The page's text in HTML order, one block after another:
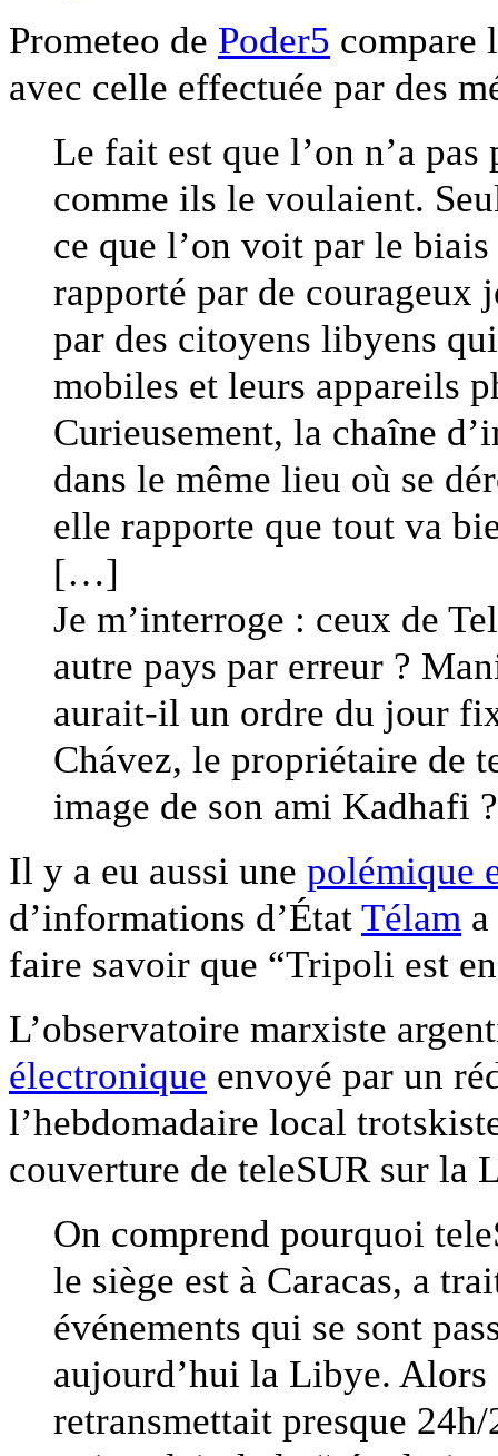
Prometeo de Poder5 compare
avec celle effectuée par des
Le fait est que l’on n’a
comme ils le voulaient.
ce que l’on voit par le biais
rapporté par de courageux
par des citoyens libyens
mobiles et leurs appareils
Curieusement, la chaîne
dans le même lieu où se
elle rapporte que tout va
[…]
Je m’interroge : ceux de
autre pays par erreur ?
aurait-il un ordre du jour
Chávez, le propriétaire de
image de son ami Kadhafi ?
Il y a eu aussi une polémique
d’informations d’État Télam
faire savoir que “Tripoli est
L’observatoire marxiste
électronique envoyé par un
l’hebdomadaire local
couverture de teleSUR sur la
On comprend pourquoi
le siège est à Caracas, a
événements qui se sont
aujourd’hui la Libye.
retransmettait presque